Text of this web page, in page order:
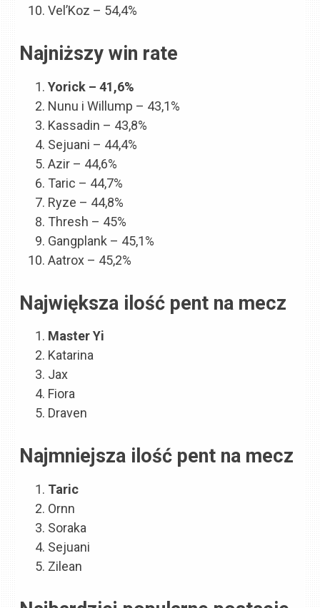
Vel’Koz – 54,4%
Najniższy win rate
Yorick – 41,6%
Nunu i Willump – 43,1%
Kassadin – 43,8%
Sejuani – 44,4%
Azir – 44,6%
Taric – 44,7%
Ryze – 44,8%
Thresh – 45%
Gangplank – 45,1%
Aatrox – 45,2%
Największa ilość pent na mecz
Master Yi
Katarina
Jax
Fiora
Draven
Najmniejsza ilość pent na mecz
Taric
Ornn
Soraka
Sejuani
Zilean